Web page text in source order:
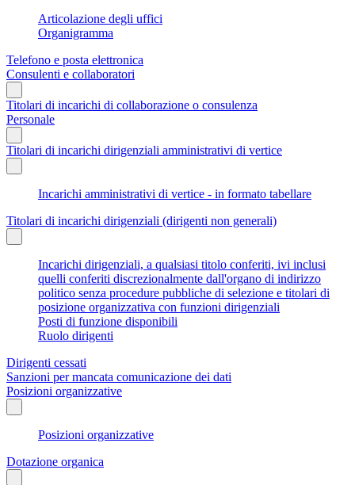
Articolazione degli uffici
Organigramma
Telefono e posta elettronica
Consulenti e collaboratori
Titolari di incarichi di collaborazione o consulenza
Personale
Titolari di incarichi dirigenziali amministrativi di vertice
Incarichi amministrativi di vertice - in formato tabellare
Titolari di incarichi dirigenziali (dirigenti non generali)
Incarichi dirigenziali, a qualsiasi titolo conferiti, ivi inclusi
quelli conferiti discrezionalmente dall'organo di indirizzo
politico senza procedure pubbliche di selezione e titolari di
posizione organizzativa con funzioni dirigenziali
Posti di funzione disponibili
Ruolo dirigenti
Dirigenti cessati
Sanzioni per mancata comunicazione dei dati
Posizioni organizzative
Posizioni organizzative
Dotazione organica